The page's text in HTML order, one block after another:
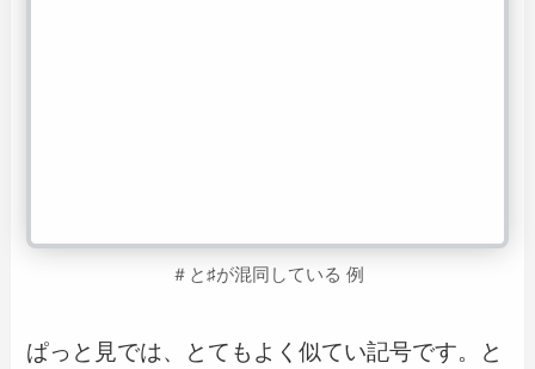
＃と♯が混同している 例
ぱっと見では、とてもよく似てい記号です。と